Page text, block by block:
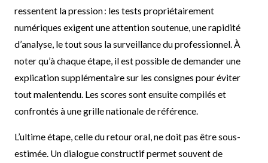
ressentent la pression : les tests propriétairement
numériques exigent une attention soutenue, une rapidité
d’analyse, le tout sous la surveillance du professionnel. À
noter qu’à chaque étape, il est possible de demander une
explication supplémentaire sur les consignes pour éviter
tout malentendu. Les scores sont ensuite compilés et
confrontés à une grille nationale de référence.
L’ultime étape, celle du retour oral, ne doit pas être sous-
estimée. Un dialogue constructif permet souvent de